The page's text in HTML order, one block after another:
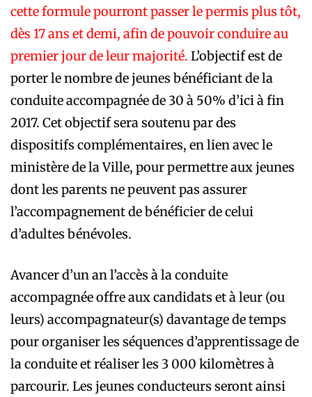
cette formule pourront passer le permis plus tôt,
dès 17 ans et demi, afin de pouvoir conduire au
premier jour de leur majorité. L’objectif est de
porter le nombre de jeunes bénéficiant de la
conduite accompagnée de 30 à 50% d’ici à fin
2017. Cet objectif sera soutenu par des
dispositifs complémentaires, en lien avec le
ministère de la Ville, pour permettre aux jeunes
dont les parents ne peuvent pas assurer
l’accompagnement de bénéficier de celui
d’adultes bénévoles.
Avancer d’un an l’accès à la conduite
accompagnée offre aux candidats et à leur (ou
leurs) accompagnateur(s) davantage de temps
pour organiser les séquences d’apprentissage de
la conduite et réaliser les 3 000 kilomètres à
parcourir. Les jeunes conducteurs seront ainsi